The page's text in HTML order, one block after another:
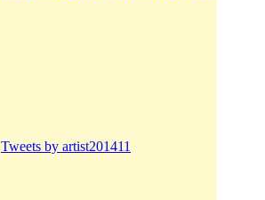
Tweets by artist201411